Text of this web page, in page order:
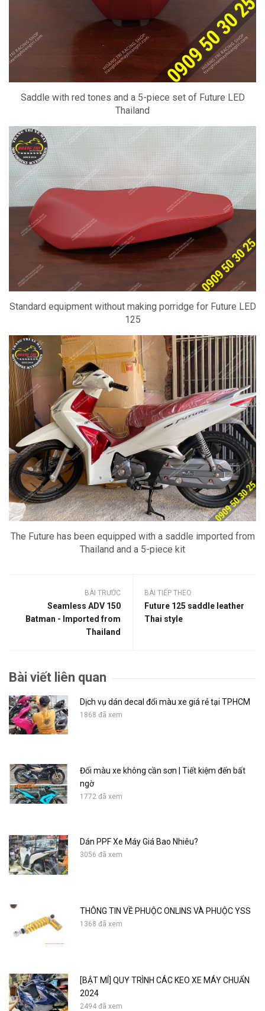
Saddle with red tones and a 5-piece set of Future LED
Thailand
Standard equipment without making porridge for Future LED
125
The Future has been equipped with a saddle imported from
Thailand and a 5-piece kit
BÀI TRƯỚC
Seamless ADV 150
Batman - Imported from
Thailand
BÀI TIẾP THEO
Future 125 saddle leather
Thai style
Bài viết liên quan
Dịch vụ dán decal đổi màu xe giá rẻ tại TPHCM
1868 đã xem
Đổi màu xe không cần sơn | Tiết kiệm đến bất
ngờ
1772 đã xem
Dán PPF Xe Máy Giá Bao Nhiêu?
3056 đã xem
THÔNG TIN VỀ PHUỘC ONLINS VÀ PHUỘC YSS
1368 đã xem
[BẬT MÍ] QUY TRÌNH CÁC KEO XE MÁY CHUẨN
2024
2494 đã xem